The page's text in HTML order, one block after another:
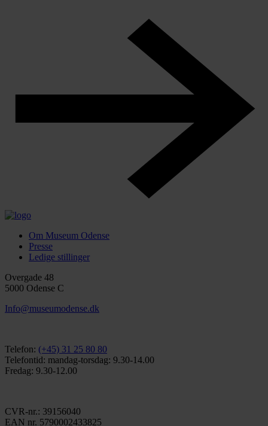
Om Museum Odense
Presse
Ledige stillinger
Overgade 48
5000 Odense C
Info@museumodense.dk
Telefon: (+45) 31 25 80 80
Telefontid: mandag-torsdag: 9.30-14.00
Fredag: 9.30-12.00
CVR-nr.: 39156040
EAN nr. 5790002433825